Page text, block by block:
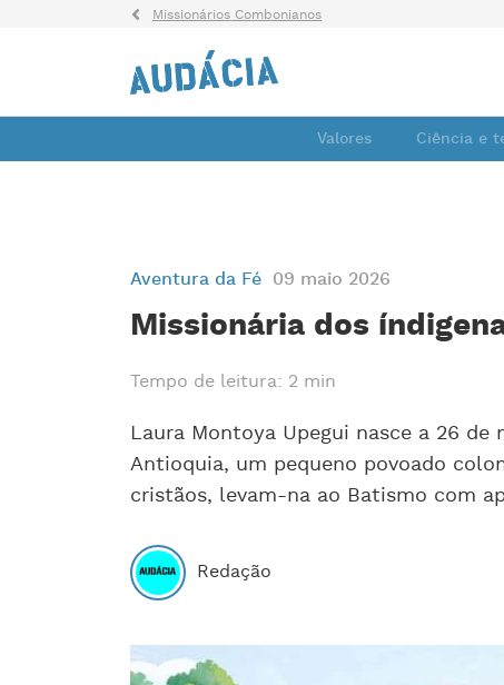
Missionários Combonianos
Valores Ciência e
Aventura da Fé 09 maio 2026
Missionária dos
Tempo de leitura: 2 min
Laura Montoya Upegui nasce a 26 de
Antioquia, um pequeno povoado
cristãos, levam-na ao Batismo com
Redação